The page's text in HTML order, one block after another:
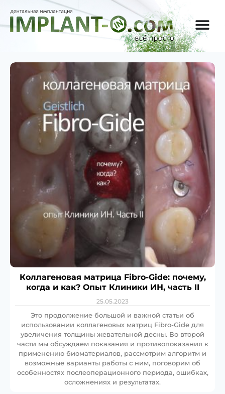
Коллагеновая матрица Fibro-Gide: почему,
когда и как? Опыт Клиники ИН, часть II
25.05.2023
Это продолжение большой и важной статьи об
использовании коллагеновых матриц Fibro-Gide для
увеличения толщины жевательной десны. Во второй
части мы обсуждаем показания и противопоказания к
применению биоматериалов, рассмотрим алгоритм и
возможные варианты работы с ним, поговорим об
особенностях послеоперационного периода, ошибках,
осложнениях и результатах.